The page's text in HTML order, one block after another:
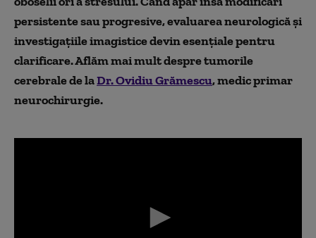
persistente sau progresive, evaluarea neurologică și
investigațiile imagistice devin esențiale pentru
clarificare. Aflăm mai mult despre tumorile
cerebrale de laDr. Ovidiu Grămescu, medic primar
neurochirurgie.